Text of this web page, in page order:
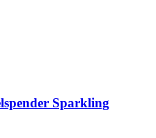
Sparkling